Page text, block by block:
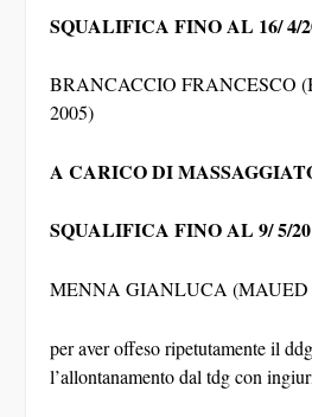
SQUALIFICA FINO AL 16/ 4/
BRANCACCIO FRANCESCO
2005)
A CARICO DI
SQUALIFICA FINO AL 9/ 5/
MENNA GIANLUCA (MAUED
per aver offeso ripetutamente il
l’allontanamento dal tdg con